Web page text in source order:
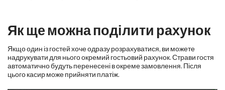
Як ще можна поділити рахунок
Якщо один із гостей хоче одразу розрахуватися, ви можете
надрукувати для нього окремий гостьовий рахунок. Страви гостя
автоматично будуть перенесені в окреме замовлення. Після
цього касир може прийняти платіж.